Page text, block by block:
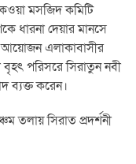
মসজিদ কমিটি
ধারনা দেয়ার মানসে
এলাকাবাসীর
পরিসরে সিরাতুন নবী
ব্যক্ত করেন।
তলায় সিরাত প্রদর্শনী